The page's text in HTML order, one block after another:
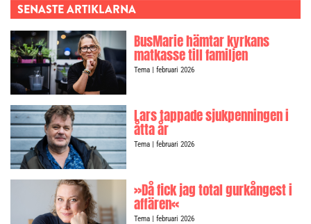
SENASTE ARTIKLARNA
BusMarie hämtar kyrkans
matkasse till familjen
Tema| februari 2026
Lars tappade sjukpenningen i
åtta år
Tema| februari 2026
»Då fick jag total gurkångest i
affären«
Tema| februari 2026